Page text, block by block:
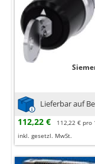
Lieferbar auf
112,22 €
112,22 € pro
inkl. gesetzl. MwSt.